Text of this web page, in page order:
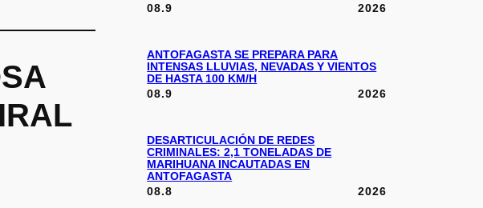
08.9
2026
ANTOFAGASTA SE PREPARA PARA
INTENSAS LLUVIAS, NEVADAS Y VIENTOS
DE HASTA 100 KM/H
08.9
2026
DESARTICULACIÓN DE REDES
CRIMINALES: 2,1 TONELADAS DE
MARIHUANA INCAUTADAS EN
ANTOFAGASTA
08.8
2026